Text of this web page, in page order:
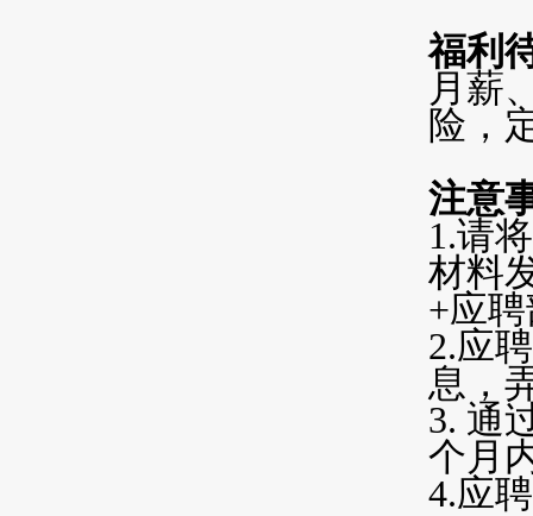
福利
月薪
险，
注意
1.请
材料
+应
2.应
息，
3. 通
个月
4.应